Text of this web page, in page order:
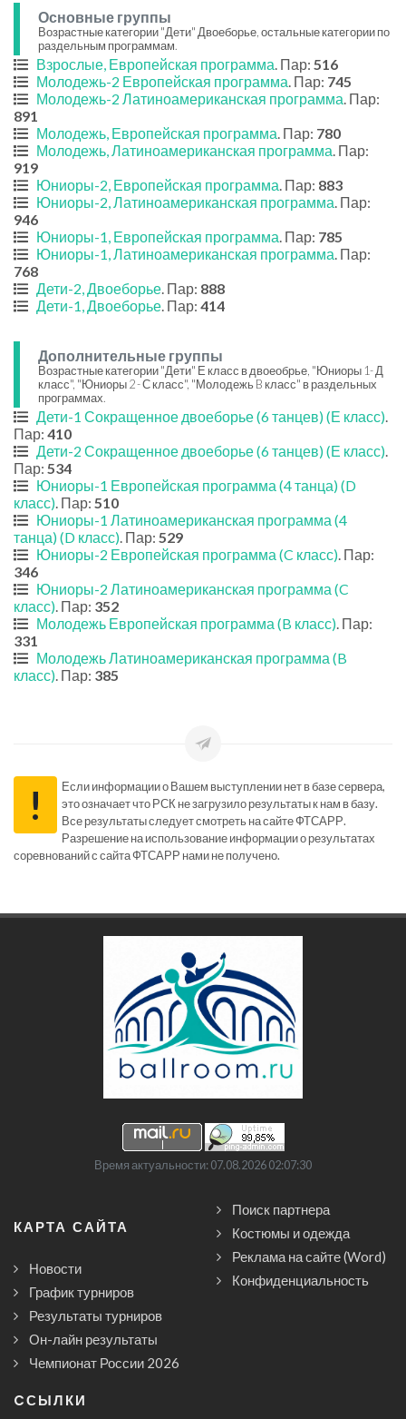
Основные группы
Возрастные категории "Дети" Двоеборье, остальные категории по
раздельным программам.
Взрослые, Европейская программа. Пар: 516
Молодежь-2 Европейская программа. Пар: 745
Молодежь-2 Латиноамериканская программа. Пар:
891
Молодежь, Европейская программа. Пар: 780
Молодежь, Латиноамериканская программа. Пар:
919
Юниоры-2, Европейская программа. Пар: 883
Юниоры-2, Латиноамериканская программа. Пар:
946
Юниоры-1, Европейская программа. Пар: 785
Юниоры-1, Латиноамериканская программа. Пар:
768
Дети-2, Двоеборье. Пар: 888
Дети-1, Двоеборье. Пар: 414
Дополнительные группы
Возрастные категории "Дети" Е класс в двоеобрье, "Юниоры 1- Д
класс", "Юниоры 2 - С класс", "Молодежь B класс" в раздельных
программах.
Дети-1 Сокращенное двоеборье (6 танцев) (Е класс).
Пар: 410
Дети-2 Сокращенное двоеборье (6 танцев) (Е класс).
Пар: 534
Юниоры-1 Европейская программа (4 танца) (D
класс). Пар: 510
Юниоры-1 Латиноамериканская программа (4
танца) (D класс). Пар: 529
Юниоры-2 Европейская программа (C класс). Пар:
346
Юниоры-2 Латиноамериканская программа (C
класс). Пар: 352
Молодежь Европейская программа (B класс). Пар:
331
Молодежь Латиноамериканская программа (B
класс). Пар: 385
!
Если информации о Вашем выступлении нет в базе сервера,
это означает что РСК не загрузило результаты к нам в базу.
Все результаты следует смотреть на сайте ФТСАРР.
Разрешение на использование информации о результатах
соревнований с сайта ФТСАРР нами не получено.
Время актуальности: 07.08.2026 02:07:30
КАРТА САЙТА
Новости
График турниров
Результаты турниров
Он-лайн результаты
Чемпионат России 2026
Поиск партнера
Костюмы и одежда
Реклама на сайте (Word)
Конфиденциальность
CСЫЛКИ